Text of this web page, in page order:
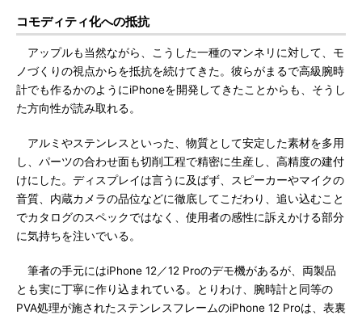
コモディティ化への抵抗
アップルも当然ながら、こうした一種のマンネリに対して、モ
ノづくりの視点からを抵抗を続けてきた。彼らがまるで高級腕時
計でも作るかのようにiPhoneを開発してきたことからも、そうし
た方向性が読み取れる。
アルミやステンレスといった、物質として安定した素材を多用
し、パーツの合わせ面も切削工程で精密に生産し、高精度の建付
けにした。ディスプレイは言うに及ばず、スピーカーやマイクの
音質、内蔵カメラの品位などに徹底してこだわり、追い込むこと
でカタログのスペックではなく、使用者の感性に訴えかける部分
に気持ちを注いでいる。
筆者の手元にはiPhone 12／12 Proのデモ機があるが、両製品
とも実に丁寧に作り込まれている。とりわけ、腕時計と同等の
PVA処理が施されたステンレスフレームのiPhone 12 Proは、表裏